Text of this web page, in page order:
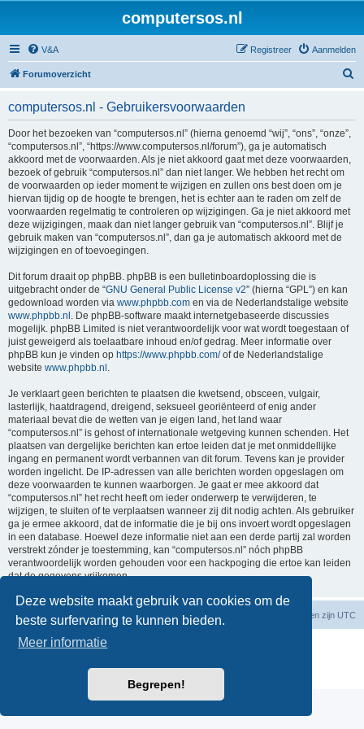
Deze website maakt gebruik van cookies om de
beste surfervaring te kunnen bieden.
Meer informatie
Begrepen!
computersos.nl
V&A Aanmelden
Registreer
Forumoverzicht
computersos.nl - Gebruikersvoorwaarden
Door het bezoeken van “computersos.nl” (hierna genoemd “wij”, “ons”, “onze”,
“computersos.nl”, “https://www.computersos.nl/forum”), ga je automatisch
akkoord met de voorwaarden. Als je niet akkoord gaat met deze voorwaarden,
bezoek of gebruik “computersos.nl” dan niet langer. We hebben het recht om
de voorwaarden op ieder moment te wijzigen en zullen ons best doen om je
hiervan tijdig op de hoogte te brengen, het is echter aan te raden om zelf de
voorwaarden regelmatig te controleren op wijzigingen. Ga je niet akkoord met
deze wijzigingen, maak dan niet langer gebruik van “computersos.nl”. Blijf je
gebruik maken van “computersos.nl”, dan ga je automatisch akkoord met de
wijzigingen en of toevoegingen.
Dit forum draait op phpBB. phpBB is een bulletinboardoplossing die is
uitgebracht onder de “GNU General Public License v2” (hierna “GPL”) en kan
gedownload worden via www.phpbb.com en via de Nederlandstalige website
www.phpbb.nl . De phpBB-software maakt internetgebaseerde discussies
mogelijk. phpBB Limited is niet verantwoordelijk voor wat wordt toegestaan of
juist geweigerd als toelaatbare inhoud en/of gedrag. Meer informatie over
phpBB kun je vinden op https://www.phpbb.com/of de Nederlandstalige
website www.phpbb.nl .
Je verklaart geen berichten te plaatsen die kwetsend, obsceen, vulgair,
lasterlijk, haatdragend, dreigend, seksueel georiënteerd of enig ander
materiaal bevat die de wetten van je eigen land, het land waar
“computersos.nl” is gehost of internationale wetgeving kunnen schenden. Het
plaatsen van dergelijke berichten kan ertoe leiden dat je met onmiddellijke
ingang en permanent wordt verbannen van dit forum. Tevens kan je provider
worden ingelicht. De IP-adressen van alle berichten worden opgeslagen om
deze voorwaarden te kunnen waarborgen. Je gaat er mee akkoord dat
“computersos.nl” het recht heeft om ieder onderwerp te verwijderen, te
wijzigen, te sluiten of te verplaatsen wanneer zij dit nodig achten. Als gebruiker
ga je ermee akkoord, dat de informatie die je bij ons invoert wordt opgeslagen
in een database. Hoewel deze informatie niet aan een derde partij zal worden
verstrekt zónder je toestemming, kan “computersos.nl” nóch phpBB
verantwoordelijk worden gehouden voor een hackpoging die ertoe kan leiden
dat de gegevens vrijkomen.
Forumoverzicht Alle tijden zijn UTC
Contact
Powered by
Gebruikersvoorwaarden